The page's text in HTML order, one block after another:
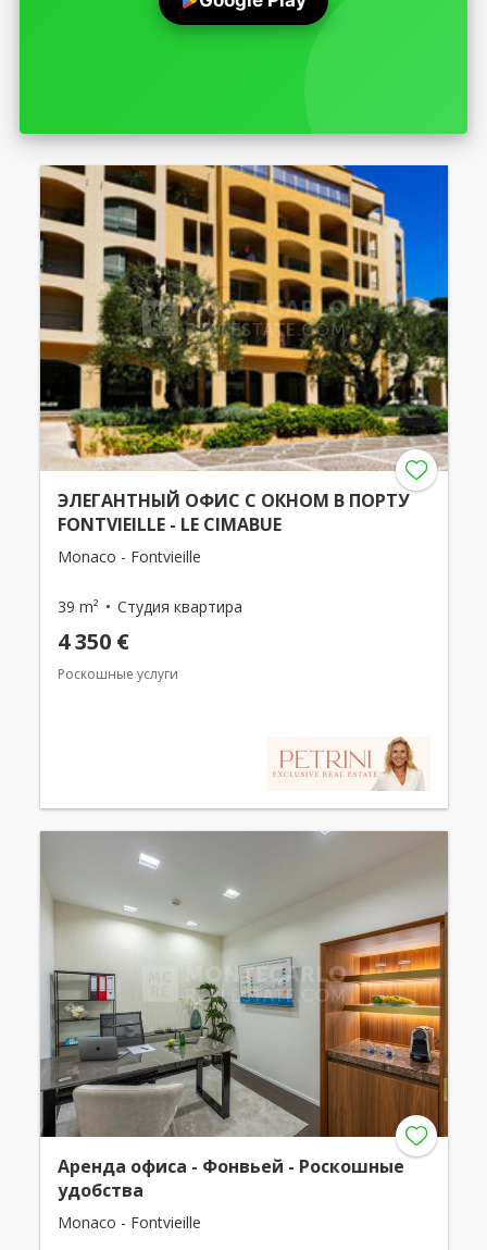
ЭЛЕГАНТНЫЙ ОФИС С ОКНОМ В ПОРТУ
FONTVIEILLE - LE CIMABUE
Monaco - Fontvieille
39 m² Студия квартира
4 350 €
Роскошные услуги
Аренда офиса - Фонвьей - Роскошные
удобства
Monaco - Fontvieille